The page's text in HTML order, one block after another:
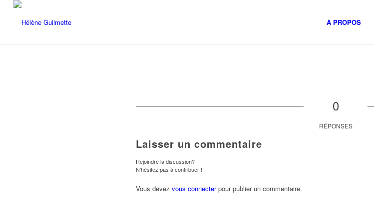
À PROPOS
0
RÉPONSES
Laisser un commentaire
Rejoindre la discussion?
N’hésitez pas à contribuer !
Vous devez vous connecterpour publier un commentaire.